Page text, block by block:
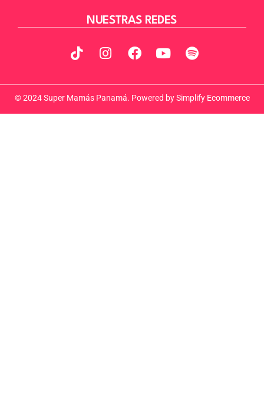
NUESTRAS REDES
© 2024 Super Mamás Panamá. Powered by Simplify Ecommerce